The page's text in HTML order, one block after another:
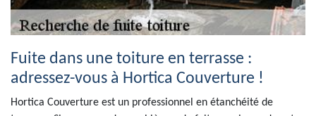
Fuite dans une toiture en terrasse :
adressez-vous à Hortica Couverture !
Hortica Couverture est un professionnel en étanchéité de